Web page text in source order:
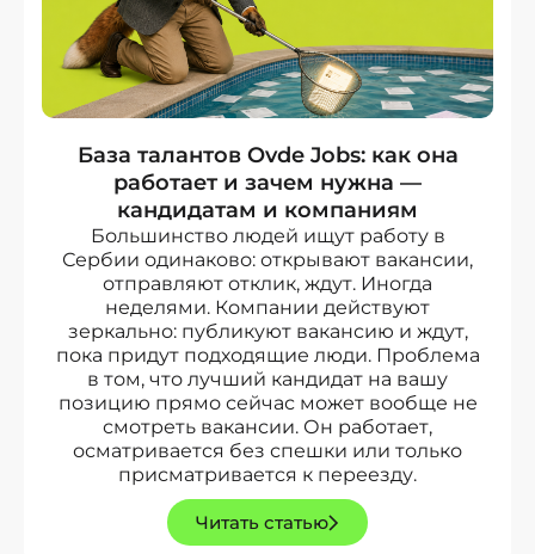
База талантов Ovde Jobs: как она
работает и зачем нужна —
кандидатам и компаниям
Большинство людей ищут работу в
Сербии одинаково: открывают вакансии,
отправляют отклик, ждут. Иногда
неделями. Компании действуют
зеркально: публикуют вакансию и ждут,
пока придут подходящие люди. Проблема
в том, что лучший кандидат на вашу
позицию прямо сейчас может вообще не
смотреть вакансии. Он работает,
осматривается без спешки или только
присматривается к переезду.
Читать статью